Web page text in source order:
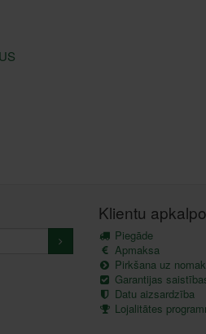
Klientu
Piegāde
Apmaksa
Pirkšana uz
Garantijas
Datu aizsardzība
Lojalitātes